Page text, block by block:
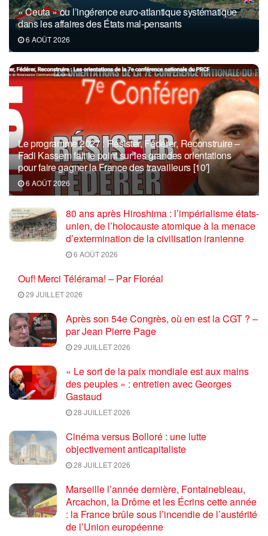
« Ceuta » ou l’ingérence euro-atlantique systématique
dans les affaires des États mal-pensants
6 AOÛT 2026
Le programme 2027 : Résister, Fédérer, Reconstruire –
Fadi Kassem fait le point sur les grandes orientations
pour faire gagner la France des travailleurs [10′]
6 AOÛT 2026
80 ans après Hiroshima : l’impérialisme états-
unien, de l’holocauste atomique à la menace
d’extermination de la civilisation iranienne
6 AOÛT 2026
Ouf! Merci Télérama! – Par Floréal
29 JUILLET 2026
Après son 54e Congrès, où en est la CGT ? –
par Jean Pierre Page
29 JUILLET 2026
« Le sort de la paix mondiale est aux mains
des peuples » : entretien avec Georges
Gastaud
28 JUILLET 2026
Cinéma versus Bolloré : une lutte
objectivement anticapitaliste
28 JUILLET 2026
Marseille l’année dernière, Fontainebleau,
Arcachon, la Drôme et les Écrins cette année
: la France brûle sous l’incendie de l’austérité
de l’Union européenne